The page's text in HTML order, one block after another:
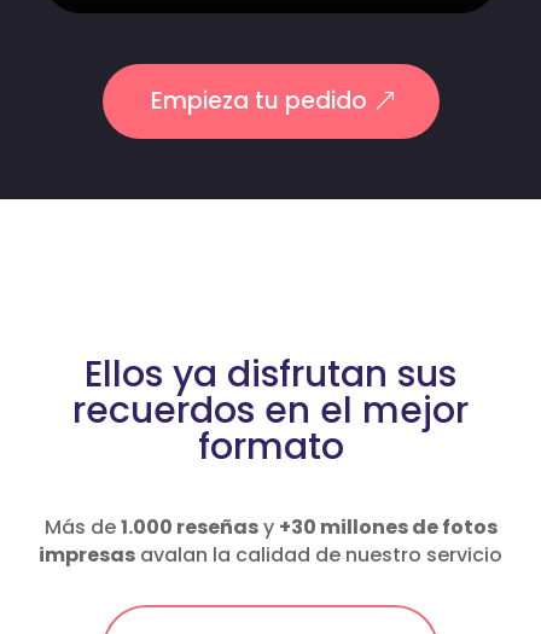
Empieza tu pedido
Ellos ya disfrutan sus
recuerdos en el mejor
formato
Más de1.000 reseñasy +30 millones de fotos
impresas avalan la calidad de nuestro servicio